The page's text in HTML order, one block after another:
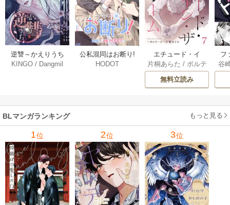
逆讐～かえりうち
～【タテヨミ】 36
KINGO / Dangmil
公私混同はお断り!
【タテヨミ】 67巻
HODOT
エチュード・イ
ン・ザ・ルーム[Blu
Mellow] 7巻
片桐あらた / ボルテ
ージ
無料立読み
フ
～
ア
谷
BLマンガランキング もっと見る
1位 2位 3位